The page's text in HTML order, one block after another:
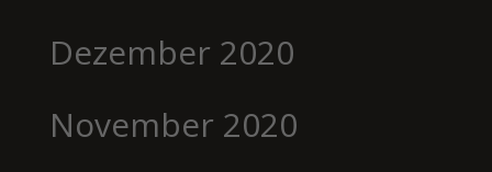
Dezember 2020
November 2020